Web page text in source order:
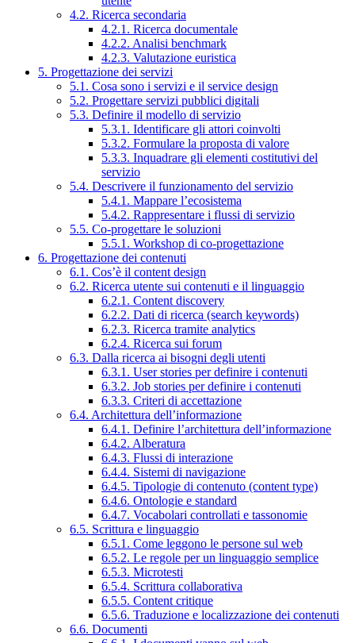
4.2. Ricerca secondaria
4.2.1. Ricerca documentale
4.2.2. Analisi benchmark
4.2.3. Valutazione euristica
5. Progettazione dei servizi
5.1. Cosa sono i servizi e il service design
5.2. Progettare servizi pubblici digitali
5.3. Definire il modello di servizio
5.3.1. Identificare gli attori coinvolti
5.3.2. Formulare la proposta di valore
5.3.3. Inquadrare gli elementi costitutivi del
servizio
5.4. Descrivere il funzionamento del servizio
5.4.1. Mappare l’ecosistema
5.4.2. Rappresentare i flussi di servizio
5.5. Co-progettare le soluzioni
5.5.1. Workshop di co-progettazione
6. Progettazione dei contenuti
6.1. Cos’è il content design
6.2. Ricerca utente sui contenuti e il linguaggio
6.2.1. Content discovery
6.2.2. Dati di ricerca (search keywords)
6.2.3. Ricerca tramite analytics
6.2.4. Ricerca sui forum
6.3. Dalla ricerca ai bisogni degli utenti
6.3.1. User stories per definire i contenuti
6.3.2. Job stories per definire i contenuti
6.3.3. Criteri di accettazione
6.4. Architettura dell’informazione
6.4.1. Definire l’architettura dell’informazione
6.4.2. Alberatura
6.4.3. Flussi di interazione
6.4.4. Sistemi di navigazione
6.4.5. Tipologie di contenuto (content type)
6.4.6. Ontologie e standard
6.4.7. Vocabolari controllati e tassonomie
6.5. Scrittura e linguaggio
6.5.1. Come leggono le persone sul web
6.5.2. Le regole per un linguaggio semplice
6.5.3. Microtesti
6.5.4. Scrittura collaborativa
6.5.5. Content critique
6.5.6. Traduzione e localizzazione dei contenuti
6.6. Documenti